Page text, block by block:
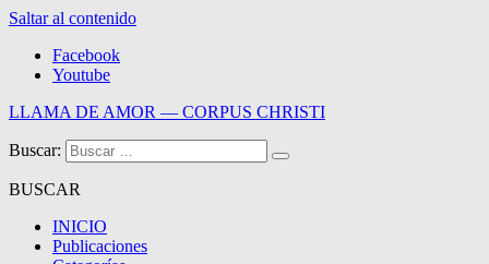
Saltar al contenido
Facebook
Youtube
LLAMA DE AMOR — CORPUS CHRISTI
Blog de la Llama de Amor
Buscar:
BUSCAR
INICIO
Publicaciones